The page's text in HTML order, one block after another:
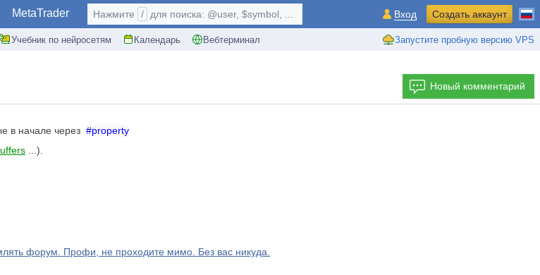
MetaTrader
Учебник по нейросетям Календарь Вебтерминал Запустите пробную версию VPS
Нажмите / для поиска: @user, $symbol, ... Вход Создать аккаунт
Новый комментарий
в начале через #property
...).
форум. Профи, не проходите мимо. Без вас никуда.